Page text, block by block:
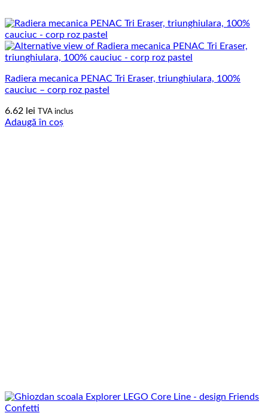
Radiera mecanica PENAC Tri Eraser, triunghiulara, 100%
cauciuc – corp roz pastel
6.62 lei TVA inclus
Adaugă în coș